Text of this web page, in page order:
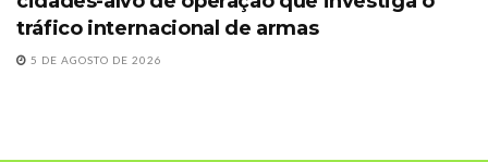
tráfico internacional de armas
5 DE AGOSTO DE 2026